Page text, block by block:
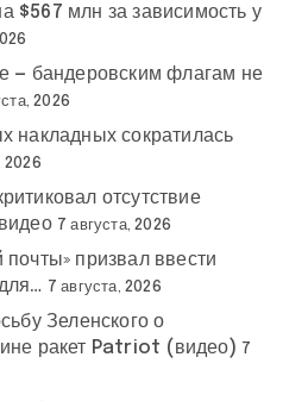
$567 млн за зависимость у
— бандеровским флагам не
2026
накладных сократилась
2026
отсутствие
7 августа, 2026
призвал ввести
7 августа, 2026
Зеленского о
ракет Patriot (видео) 7